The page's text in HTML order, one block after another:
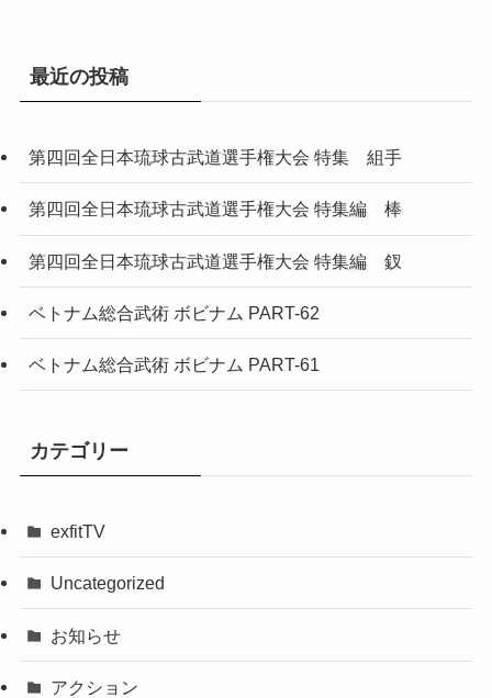
最近の投稿
第四回全日本琉球古武道選手権大会 特集 組手
第四回全日本琉球古武道選手権大会 特集編 棒
第四回全日本琉球古武道選手権大会 特集編 釵
ベトナム総合武術 ボビナム PART-62
ベトナム総合武術 ボビナム PART-61
カテゴリー
exfitTV
Uncategorized
お知らせ
アクション